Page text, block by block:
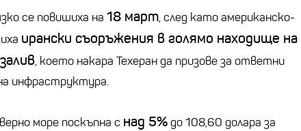
се повишиха на 18 март, след като американско-
ирански съоръжения в голямо находище на
, което накара Техеран да призове за ответни
инфраструктура.
море поскъпна с над 5%до 108,60 долара за